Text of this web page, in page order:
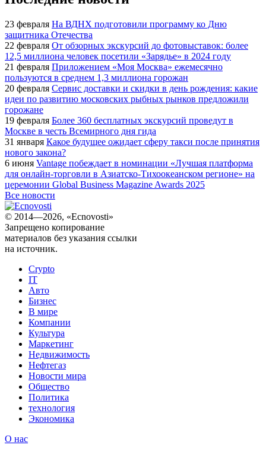
23 февраля На ВДНХ подготовили программу ко Дню
защитника Отечества
22 февраля От обзорных экскурсий до фотовыставок: более
12,5 миллиона человек посетили «Зарядье» в 2024 году
21 февраля Приложением «Моя Москва» ежемесячно
пользуются в среднем 1,3 миллиона горожан
20 февраля Сервис доставки и скидки в день рождения: какие
идеи по развитию московских рыбных рынков предложили
горожане
19 февраля Более 360 бесплатных экскурсий проведут в
Москве в честь Всемирного дня гида
31 января Какое будущее ожидает сферу такси после принятия
нового закона?
6 июня Vantage побеждает в номинации «Лучшая платформа
для онлайн-торговли в Азиатско-Тихоокеанском регионе» на
церемонии Global Business Magazine Awards 2025
Все новости
© 2014—2026, «Ecnovosti»
Запрещено копирование
материалов без указания ссылки
на источник.
Crypto
IT
Авто
Бизнес
В мире
Компании
Культура
Маркетинг
Недвижимость
Нефтегаз
Новости мира
Общество
Политика
технология
Экономика
О нас